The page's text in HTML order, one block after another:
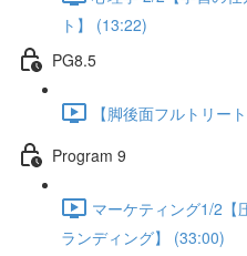
ト】 (13:22)
PG8.5
【脚後面フルトリー
Program 9
マーケティング1/2【
ランディング】 (33:00)